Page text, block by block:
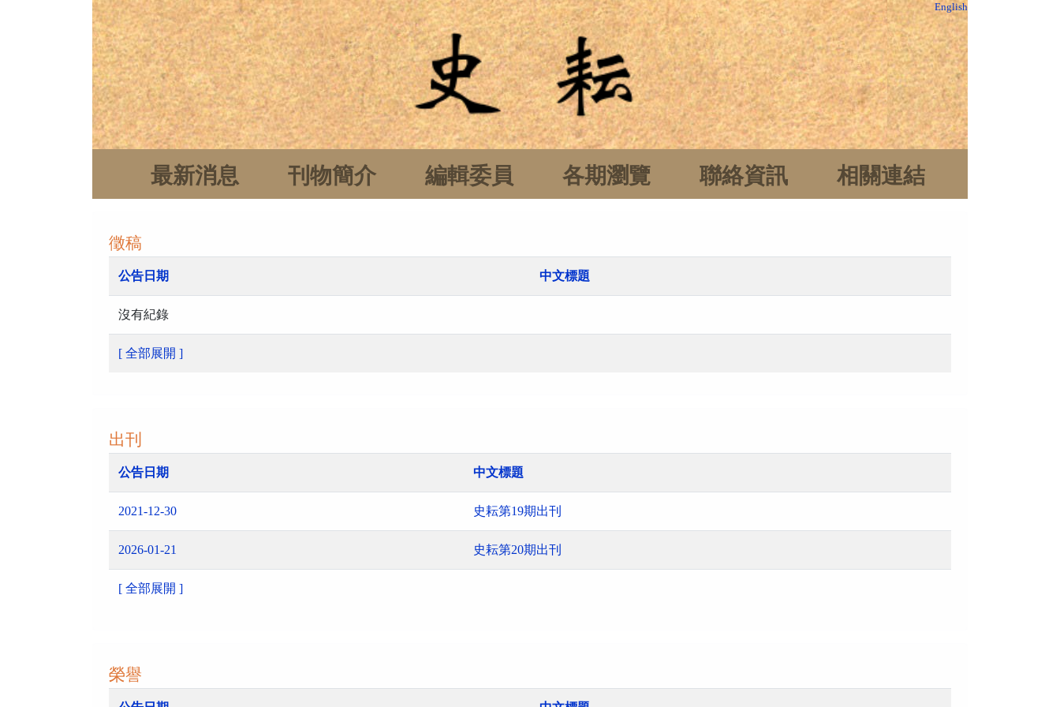
English
最新消息 刊物簡介 編輯委員 各期瀏覽 聯絡資訊 相關連結
徵稿
公告日期 中文標題
沒有紀錄
[ 全部展開 ]
出刊
公告日期 中文標題
2021-12-30 史耘第19期出刊
2026-01-21 史耘第20期出刊
[ 全部展開 ]
榮譽